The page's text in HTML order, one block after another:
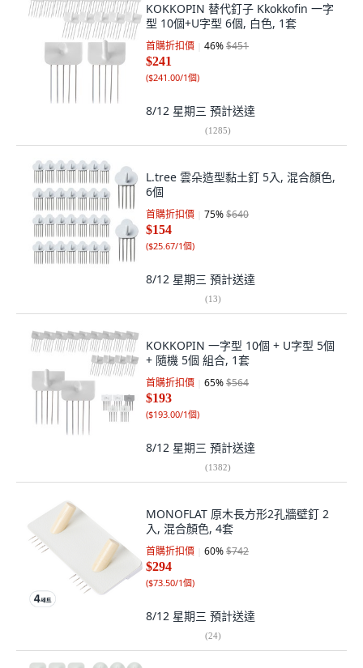
KOKKOPIN 替代釘子 Kkokkofin 一字
型 10個+U字型 6個, 白色, 1套
首購折扣價 46%$451
$241
($241.00/1個)
8/12 星期三 預計送達
(1285)
L.tree 雲朵造型黏土釘 5入, 混合顏色,
6個
首購折扣價 75%$640
$154
($25.67/1個)
8/12 星期三 預計送達
(13)
KOKKOPIN 一字型 10個 + U字型 5個
+ 隨機 5個 組合, 1套
首購折扣價 65%$564
$193
($193.00/1個)
8/12 星期三 預計送達
(1382)
MONOFLAT 原木長方形2孔牆壁釘 2
入, 混合顏色, 4套
首購折扣價 60%$742
$294
($73.50/1個)
8/12 星期三 預計送達
(24)